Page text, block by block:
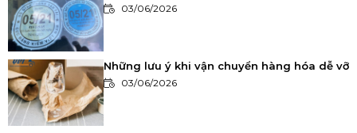
03/06/2026
Những lưu ý khi vận chuyển hàng hóa dễ vỡ
03/06/2026